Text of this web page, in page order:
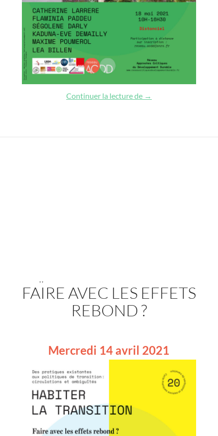
Continuer la lecture de (Im)mobilisations
→
,,
FAIRE AVEC LES EFFETS
REBOND ?
Mercredi 14 avril 2021